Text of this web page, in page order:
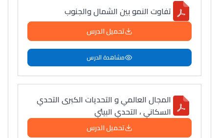
Ki Derti Liha
باش تقدر تساعد الناس
يلقاو التوازن من الدّاخل
ومن الخارج، بشرى
تفاوت النمو بين الشمال والجنوب
تحميل الدرس
مشاهدة الدرس
المجال العالمي و التحديات الكبرى التحدي
السكاني ، التحدي البيئي
تحميل الدرس